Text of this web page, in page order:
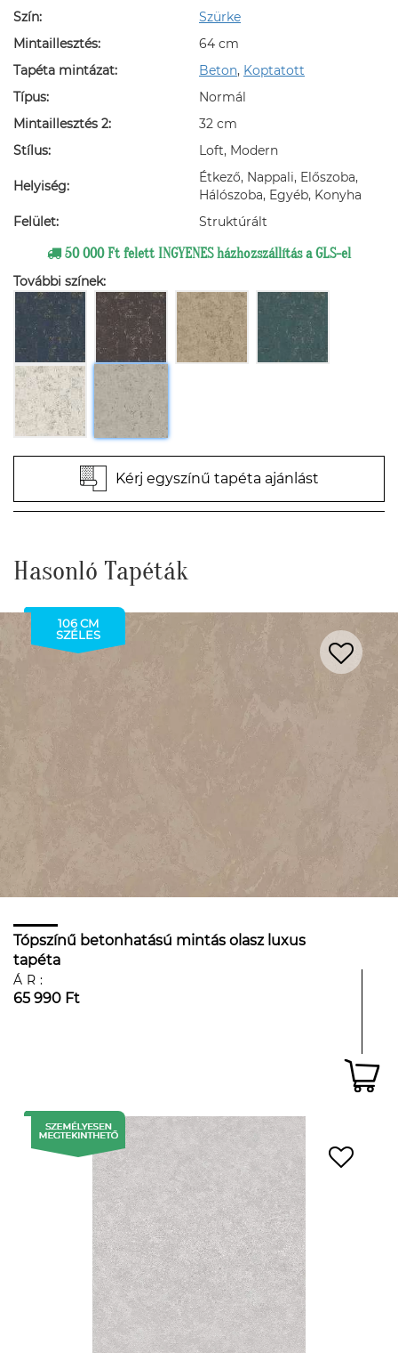
Szín:
Szürke
Mintaillesztés:
64 cm
Tapéta mintázat:
Beton, Koptatott
Típus:
Normál
Mintaillesztés 2:
32 cm
Stílus:
Loft, Modern
Helyiség:
Étkező, Nappali, Előszoba,
Hálószoba, Egyéb, Konyha
Felület:
Struktúrált
50 000 Ft felett INGYENES házhozszállítás a GLS-el
További színek:
Kérj egyszínű tapéta ajánlást
Hasonló Tapéták
106 CM
SZÉLES
Tópszínű betonhatású mintás olasz luxus
tapéta
ÁR:
65 990 Ft